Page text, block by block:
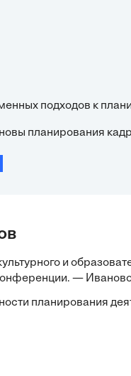
подходов к
планирования
и
—
планирования